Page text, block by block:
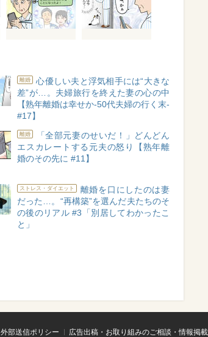
離婚
心優しい夫と浮気相手には“大きな
差”が…。夫婦旅行を終えた妻の心の中
【熟年離婚は幸せか-50代夫婦の行く末-
#17】
離婚
「全部元妻のせいだ！」どんどん
エスカレートする元夫の怒り【熟年離
婚のその先に #11】
ストレス・ダイエット
離婚を口にしたのは妻
だった…。“再構築”を選んだ夫たちのそ
の後のリアル #3「別居してわかったこ
と」
外部送信ポリシー 広告出稿・お取り組みのご相談・情報掲